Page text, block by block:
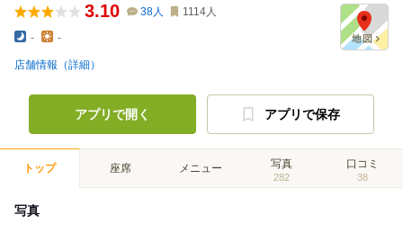
3.10 38人 1114人
- -
店舗情報（詳細）
アプリで開く アプリで保存
トップ 座席 メニュー 写真
282
口コミ
38
写真